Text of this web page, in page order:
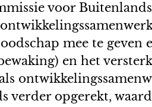
voor
mee te
en het
verder opgerekt,